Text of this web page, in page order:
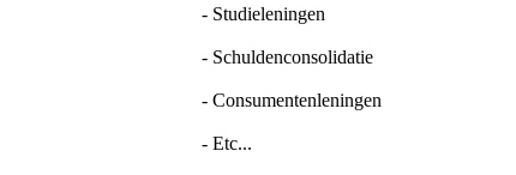
- Studieleningen
- Schuldenconsolidatie
- Consumentenleningen
- Etc...